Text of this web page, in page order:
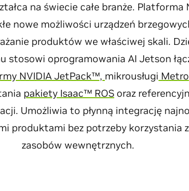
na świecie całe branże.
nowe możliwości urządzeń
produktów we właściwej skali.
stosowi oprogramowania AI Jetson
NVIDIA JetPack™, mikrousługi
pakiety Isaac™ ROS oraz
Umożliwia to płynną integrację
produktami bez potrzeby korzystania
zasobów wewnętrznych.